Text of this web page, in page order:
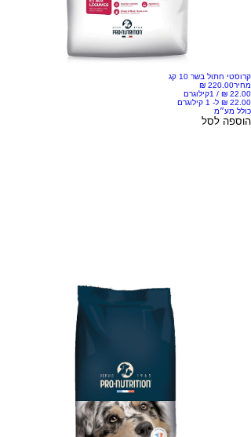
קרוסטי חתול בשר 10 קג
מחיר
/ 1קילוגרם
כולל מע״מ
הוספה לסל